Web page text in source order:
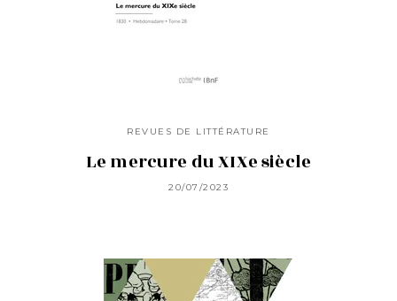
REVUES DE LITTÉRATURE
Le mercure du XIXe siècle
20/07/2023